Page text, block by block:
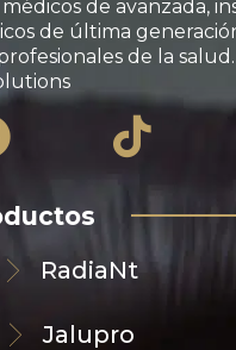
de avanzada,
de última
de la salud.
RadiaNt
Jalupro